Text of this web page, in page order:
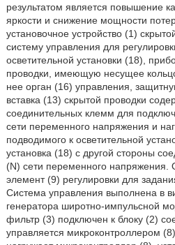
результатом является повышение
яркости и снижение мощности
установочное устройство (1)
систему управления для
осветительной установки (18),
проводки, имеющую несущее
нее орган (16) управления,
вставка (13) скрытой проводки
соединительных клемм для
сети переменного напряжения и
подводимого к осветительной
установка (18) с другой стороны
(N) сети переменного напряжения.
элемент (9) регулировки для
Система управления выполнена в
генератора широтно-импульсной
фильтр (3) подключен к блоку (2)
управляется микроконтроллером